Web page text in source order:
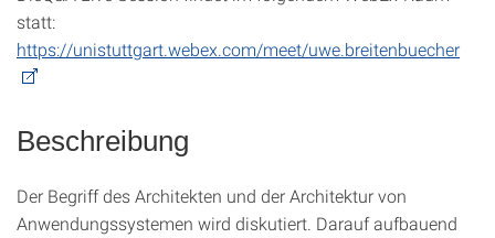
statt:
https://unistuttgart.webex.com/meet/uwe.breitenbuecher
Beschreibung
Der Begriff des Architekten und der Architektur von
Anwendungssystemen wird diskutiert. Darauf aufbauend